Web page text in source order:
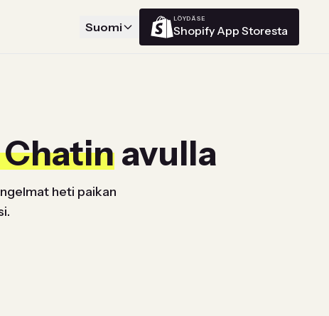
Suomi
LÖYDÄ SE
Shopify App Storesta
avulla
heti paikan